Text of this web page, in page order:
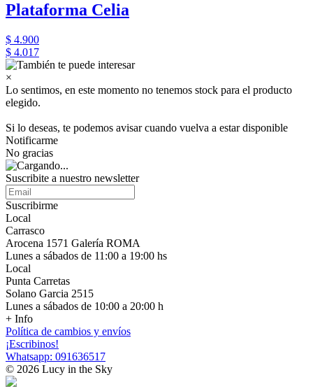
Plataforma Celia
$ 4.900
$ 4.017
×
Lo sentimos, en este momento no tenemos stock para el producto
elegido.
Si lo deseas, te podemos avisar cuando vuelva a estar disponible
Notificarme
No gracias
Suscribite a nuestro newsletter
Suscribirme
Local
Carrasco
Arocena 1571 Galería ROMA
Lunes a sábados de 11:00 a 19:00 hs
Local
Punta Carretas
Solano Garcia 2515
Lunes a sábados de 10:00 a 20:00 h
+ Info
Política de cambios y envíos
¡Escribinos!
Whatsapp: 091636517
© 2026 Lucy in the Sky